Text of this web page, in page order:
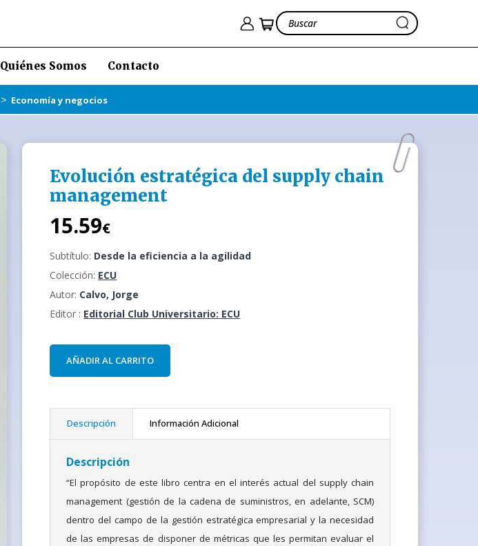
Quiénes Somos Contacto
> Economía y negocios
Evolución estratégica del supply chain
management
15.59€
Subtítulo: Desde la eficiencia a la agilidad
Colección: ECU
Autor: Calvo, Jorge
Editor : Editorial Club Universitario: ECU
AÑADIR AL CARRITO
Descripción Información Adicional
Descripción
“El propósito de este libro centra en el interés actual del supply chain
management (gestión de la cadena de suministros, en adelante, SCM)
dentro del campo de la gestión estratégica empresarial y la necesidad
de las empresas de disponer de métricas que les permitan evaluar el